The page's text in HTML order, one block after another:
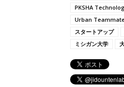
PKSHA
Urban
スタートアップ
ミシガン大学